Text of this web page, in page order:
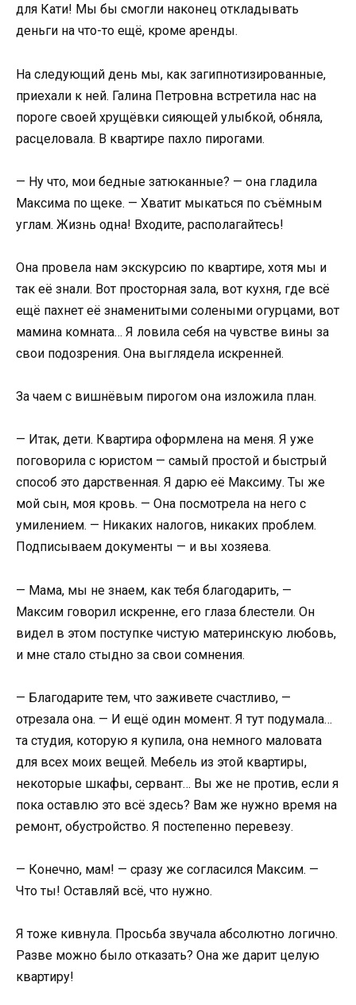
для Кати! Мы бы смогли наконец откладывать
деньги на что-то ещё, кроме аренды.
На следующий день мы, как загипнотизированные,
приехали к ней. Галина Петровна встретила нас на
пороге своей хрущёвки сияющей улыбкой, обняла,
расцеловала. В квартире пахло пирогами.
— Ну что, мои бедные затюканные? — она гладила
Максима по щеке. — Хватит мыкаться по съёмным
углам. Жизнь одна! Входите, располагайтесь!
Она провела нам экскурсию по квартире, хотя мы и
так её знали. Вот просторная зала, вот кухня, где всё
ещё пахнет её знаменитыми солеными огурцами, вот
мамина комната… Я ловила себя на чувстве вины за
свои подозрения. Она выглядела искренней.
За чаем с вишнёвым пирогом она изложила план.
— Итак, дети. Квартира оформлена на меня. Я уже
поговорила с юристом — самый простой и быстрый
способ это дарственная. Я дарю её Максиму. Ты же
мой сын, моя кровь. — Она посмотрела на него с
умилением. — Никаких налогов, никаких проблем.
Подписываем документы — и вы хозяева.
— Мама, мы не знаем, как тебя благодарить, —
Максим говорил искренне, его глаза блестели. Он
видел в этом поступке чистую материнскую любовь,
и мне стало стыдно за свои сомнения.
— Благодарите тем, что заживете счастливо, —
отрезала она. — И ещё один момент. Я тут подумала…
та студия, которую я купила, она немного маловата
для всех моих вещей. Мебель из этой квартиры,
некоторые шкафы, сервант… Вы же не против, если я
пока оставлю это всё здесь? Вам же нужно время на
ремонт, обустройство. Я постепенно перевезу.
— Конечно, мам! — сразу же согласился Максим. —
Что ты! Оставляй всё, что нужно.
Я тоже кивнула. Просьба звучала абсолютно логично.
Разве можно было отказать? Она же дарит целую
квартиру!